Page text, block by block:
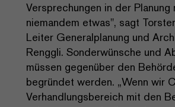
Versprechungen in der Planung
niemandem etwas", sagt
Leiter Generalplanung und
Renggli. Sonderwünsche und
müssen gegenüber den
begründet werden. „Wenn wir
Verhandlungsbereich mit den